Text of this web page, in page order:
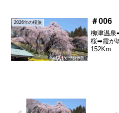
風が強
2026年の桜旅 ＃
柳津温
桜➡霞が
152Km